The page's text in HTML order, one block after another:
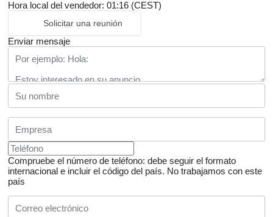
Hora local del vendedor: 01:16 (CEST)
Solicitar una reunión
Enviar mensaje
Compruebe el número de teléfono: debe seguir el formato
internacional e incluir el código del país. No trabajamos con este
país